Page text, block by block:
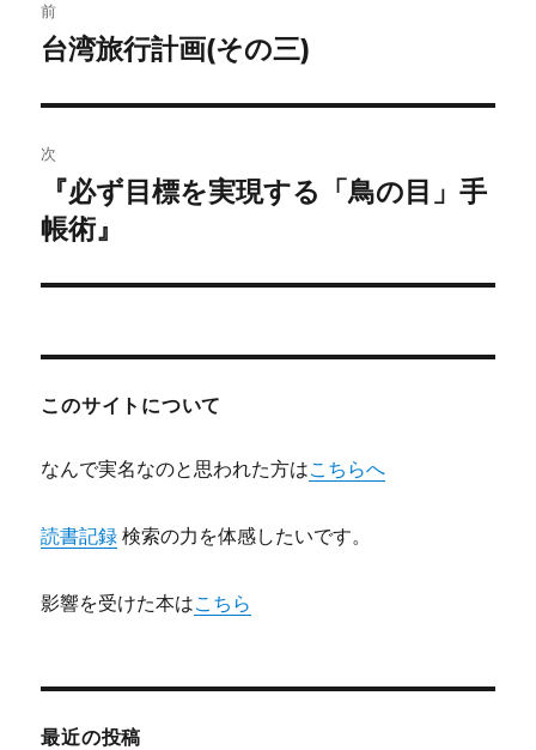
稿
ビ
ゲ
ー
シ
ン
前
前
投
稿:
台湾旅行計画(その三)
次
次
の
稿:
『必ず目標を実現する「鳥の目」手
帳術』
このサイトについて
なんで実名なのと思われた方はこちらへ
読書記録 検索の力を体感したいです。
影響を受けた本はこちら
最近の投稿